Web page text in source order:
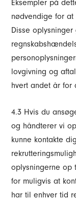
Eksempler på
nødvendige for
Disse
lovgivning og
hvert andet år
4.3 Hvis du
og håndterer vi
kunne kontakte
oplysningerne op
for muligvis at
har til enhver tid